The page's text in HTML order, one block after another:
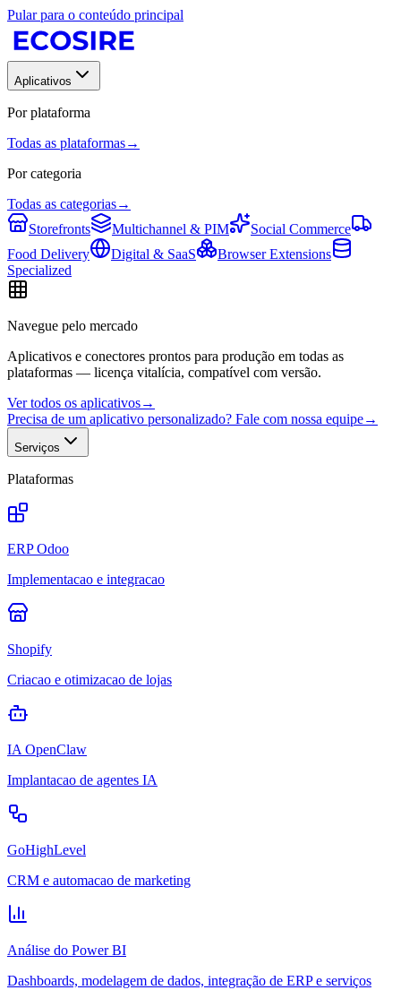
Pular para o conteúdo principal
Aplicativos
Por plataforma
Todas as plataformas→
Por categoria
Todas as categorias→
Storefronts
Multichannel & PIM
Social Commerce
Food Delivery
Digital & SaaS
Browser Extensions
Specialized
Navegue pelo mercado
Aplicativos e conectores prontos para produção em todas as
plataformas — licença vitalícia, compatível com versão.
Ver todos os aplicativos→
Precisa de um aplicativo personalizado? Fale com nossa equipe→
Serviços
Plataformas
ERP Odoo
Implementacao e integracao
Shopify
Criacao e otimizacao de lojas
IA OpenClaw
Implantacao de agentes IA
GoHighLevel
CRM e automacao de marketing
Análise do Power BI
Dashboards, modelagem de dados, integração de ERP e serviços